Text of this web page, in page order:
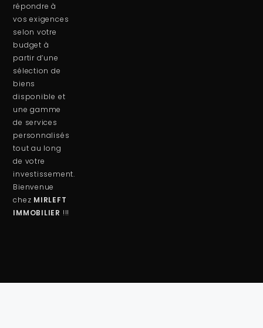
répondre à
vos exigences
selon votre
budget à
partir d’une
sélection de
biens
disponible et
une gamme
de services
personnalisés
tout au long
de votre
investissement.
Bienvenue
chez MIRLEFT
IMMOBILIER !!!